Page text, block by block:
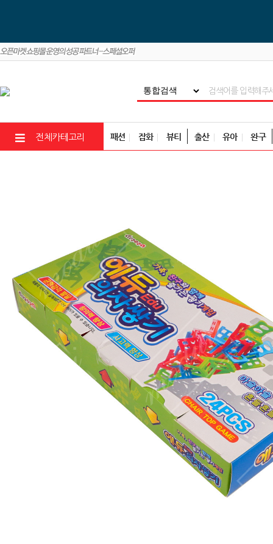
전체카테고리 패션 잡화 뷰티 출산 유아 완구